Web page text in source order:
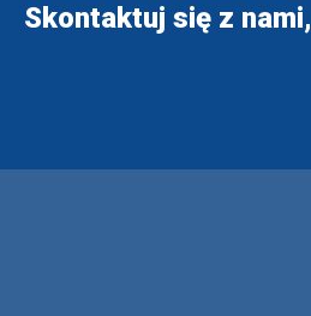
Skontaktuj się z